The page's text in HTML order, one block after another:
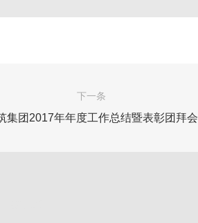
下一条
集团2017年年度工作总结暨表彰团拜会